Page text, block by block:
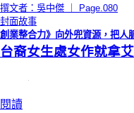
撰文者：吳中傑 ｜ Page.080
封面故事
創業整合力》向外兜資源，把人
台裔女生處女作就拿
閱讀